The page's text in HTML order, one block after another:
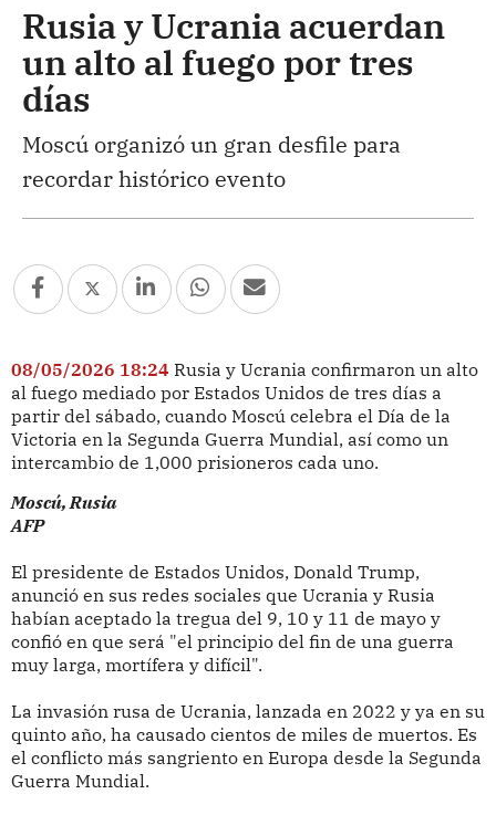
Rusia y Ucrania acuerdan
un alto al fuego por tres
días
Moscú organizó un gran desfile para
recordar histórico evento
08/05/2026 18:24 Rusia y Ucrania confirmaron un alto
al fuego mediado por Estados Unidos de tres días a
partir del sábado, cuando Moscú celebra el Día de la
Victoria en la Segunda Guerra Mundial, así como un
intercambio de 1,000 prisioneros cada uno.
Moscú, Rusia
AFP
El presidente de Estados Unidos, Donald Trump,
anunció en sus redes sociales que Ucrania y Rusia
habían aceptado la tregua del 9, 10 y 11 de mayo y
confió en que será "el principio del fin de una guerra
muy larga, mortífera y difícil".
La invasión rusa de Ucrania, lanzada en 2022 y ya en su
quinto año, ha causado cientos de miles de muertos. Es
el conflicto más sangriento en Europa desde la Segunda
Guerra Mundial.